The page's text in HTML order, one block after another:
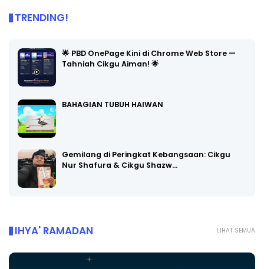
TRENDING!
🌟 PBD OnePage Kini di Chrome Web Store —
Tahniah Cikgu Aiman! 🌟
BAHAGIAN TUBUH HAIWAN
Gemilang di Peringkat Kebangsaan: Cikgu
Nur Shafura & Cikgu Shazw…
LIHAT SEMUA
IHYA' RAMADAN